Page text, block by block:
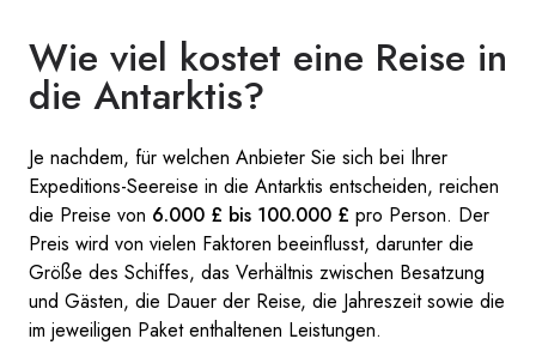
Wie viel kostet eine Reise in
die Antarktis?
Je nachdem, für welchen Anbieter Sie sich bei Ihrer
Expeditions-Seereise in die Antarktis entscheiden, reichen
die Preise von 6.000 £ bis 100.000 £ pro Person. Der
Preis wird von vielen Faktoren beeinflusst, darunter die
Größe des Schiffes, das Verhältnis zwischen Besatzung
und Gästen, die Dauer der Reise, die Jahreszeit sowie die
im jeweiligen Paket enthaltenen Leistungen.